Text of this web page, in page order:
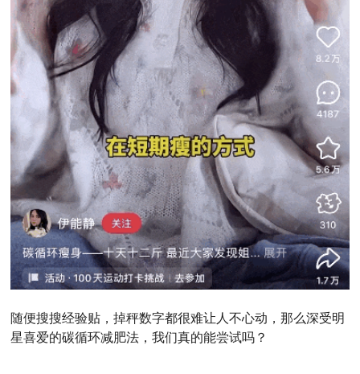
随便搜搜经验贴，掉秤数字都很难让人不心动，那么深受明
星喜爱的碳循环减肥法，我们真的能尝试吗？